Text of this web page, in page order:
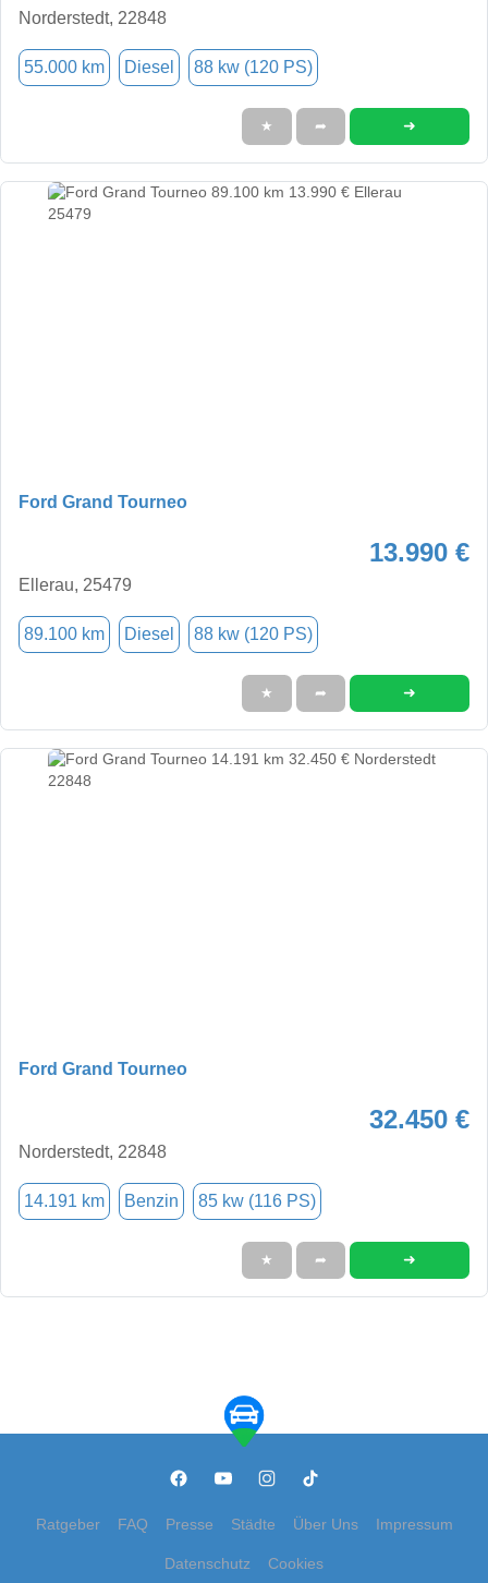
Norderstedt, 22848
55.000 km Diesel 88 kw (120 PS)
★ ➦ ➜
Ford Grand Tourneo
13.990 €
Ellerau, 25479
89.100 km Diesel 88 kw (120 PS)
★ ➦ ➜
Ford Grand Tourneo
32.450 €
Norderstedt, 22848
14.191 km Benzin 85 kw (116 PS)
★ ➦ ➜
Ratgeber FAQ Presse Städte Über Uns Impressum
Datenschutz Cookies